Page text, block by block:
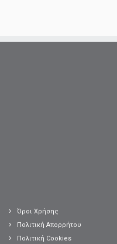
Όροι Χρήσης
Πολιτική Απορρήτου
Πολιτική Cookies